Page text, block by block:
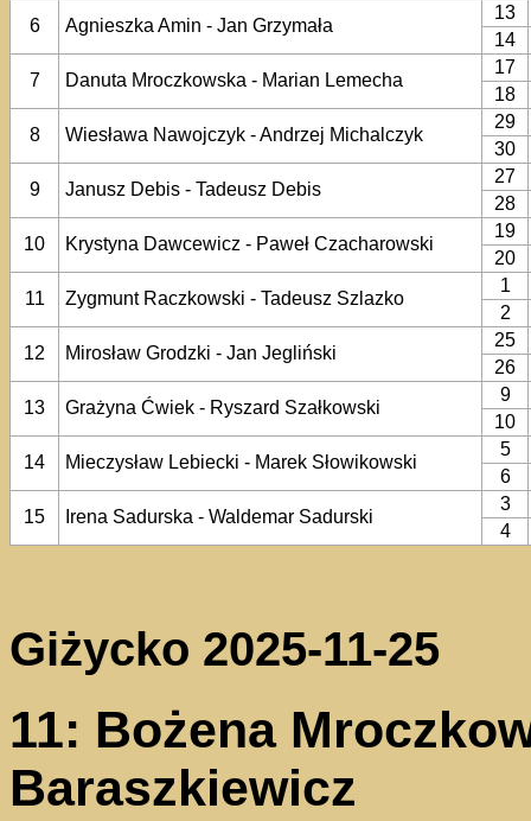
6
Agnieszka Amin - Jan Grzymała
13
14
7
Danuta Mroczkowska - Marian Lemecha
17
18
8
Wiesława Nawojczyk - Andrzej Michalczyk
29
30
9
Janusz Debis - Tadeusz Debis
27
28
10
Krystyna Dawcewicz - Paweł Czacharowski
19
20
11
Zygmunt Raczkowski - Tadeusz Szlazko
1
2
12
Mirosław Grodzki - Jan Jegliński
25
26
13
Grażyna Ćwiek - Ryszard Szałkowski
9
10
14
Mieczysław Lebiecki - Marek Słowikowski
5
6
15
Irena Sadurska - Waldemar Sadurski
3
4
Giżycko 2025-11-25
11: Bożena
Baraszkiewicz